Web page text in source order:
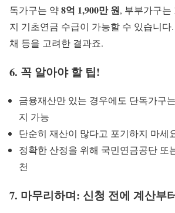
독가구는 약8억 1,900만 원, 부부가구는
지 기초연금 수급이 가능할 수 있습니다
채 등을 고려한 결과죠.
6. 꼭 알아야 할 팁!
금융재산만 있는 경우에도 단독가구
지 가능
단순히 재산이 많다고 포기하지 마세
정확한 산정을 위해 국민연금공단 또
천
7. 마무리하며: 신청 전에 계산부